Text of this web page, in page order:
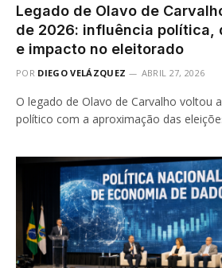
Legado de Olavo de
de 2026: influência política,
e impacto no eleitorado
POR DIEGO VELÁZQUEZ ABRIL 27, 2026
O legado de Olavo de Carvalho voltou
político com a aproximação das